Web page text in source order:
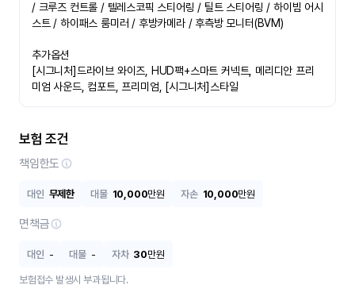
/ 크루즈 컨트롤 / 텔레스코픽 스티어링 / 틸트 스티어링 / 하이빔 어시
스트 / 하이패스 룸미러 / 후방카메라 / 후측방 모니터(BVM)
추가옵션
[시그니처]드라이브 와이즈, HUD팩+스마트 커넥트, 메리디안 프리
미엄 사운드, 컴포트, 프리미엄, [시그니처]스타일
보험 조건
책임한도
대인 무제한 대물 10,000만원 자손 10,000만원
면책금
대인 - 대물 - 자차 30만원
보험접수 발생시 부과됩니다.